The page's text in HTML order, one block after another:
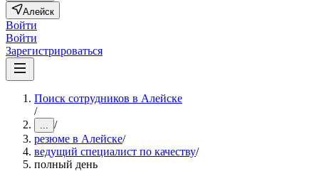
Алейск
Войти
Войти
Зарегистрироваться
Поиск сотрудников в Алейске
/
... /
резюме в Алейске/
ведущий специалист по качеству/
полный день